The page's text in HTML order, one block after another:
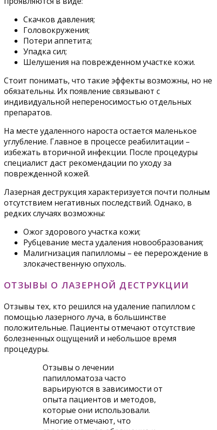
Скачков давления;
Головокружения;
Потери аппетита;
Упадка сил;
Шелушения на поврежденном участке кожи.
Стоит понимать, что такие эффекты возможны, но не
обязательны. Их появление связывают с
индивидуальной непереносимостью отдельных
препаратов.
На месте удаленного нароста остается маленькое
углубление. Главное в процессе реабилитации –
избежать вторичной инфекции. После процедуры
специалист даст рекомендации по уходу за
поврежденной кожей.
Лазерная деструкция характеризуется почти полным
отсутствием негативных последствий. Однако, в
редких случаях возможны:
Ожог здорового участка кожи;
Рубцевание места удаления новообразования;
Малигнизация папилломы – ее перерождение в
злокачественную опухоль.
ОТЗЫВЫ О ЛАЗЕРНОЙ ДЕСТРУКЦИИ
Отзывы тех, кто решился на удаление папиллом с
помощью лазерного луча, в большинстве
положительные. Пациенты отмечают отсутствие
болезненных ощущений и небольшое время
процедуры.
Отзывы о лечении
папилломатоза часто
варьируются в зависимости от
опыта пациентов и методов,
которые они использовали.
Многие отмечают, что